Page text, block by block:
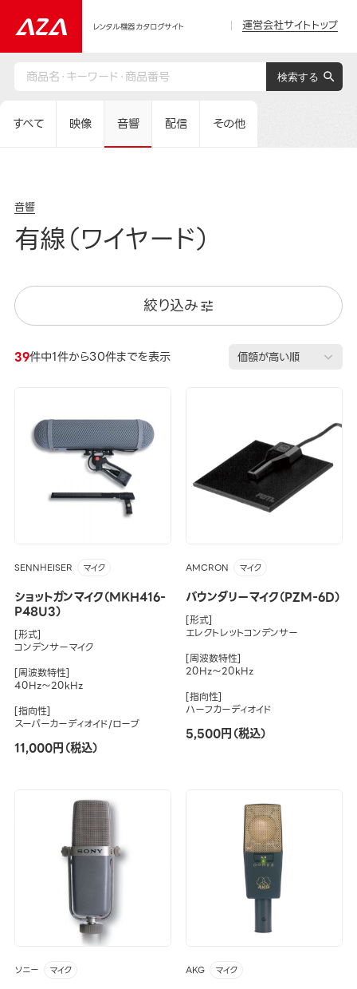
レンタル機器カタログサイト 運営会社サイトトップ
すべて 映像 音響 配信 その他
音響
有線（ワイヤード）
絞り込み
39件中1件から30件までを表示
SENNHEISER マイク
ショットガンマイク（MKH416-
P48U3）
[形式]
コンデンサーマイク
[周波数特性]
40Hz～20kHz
[指向性]
スーパーカーディオイド/ローブ
11,000円（税込）
AMCRON マイク
バウンダリーマイク（PZM-6D）
[形式]
エレクトレットコンデンサー
[周波数特性]
20Hz～20kHz
[指向性]
ハーフカーディオイド
5,500円（税込）
ソニー マイク AKG マイク